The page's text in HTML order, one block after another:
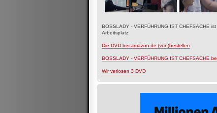
BOSSLADY - VERFÜHRUNG IST CHEFSACHE
Arbeitsplatz
Die DVD bei amazon.de (vor-)bestellen
BOSSLADY - VERFÜHRUNG IST CHEFSACHE
Wir verlosen 3 DVD